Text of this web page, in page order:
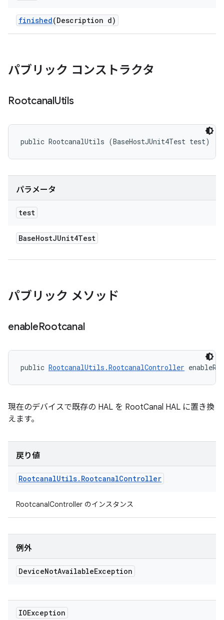
finished(Description d)
パブリック コンストラクタ
RootcanalUtils
public RootcanalUtils (BaseHostJUnit4Test test)
パラメータ
test
BaseHostJUnit4Test
パブリック メソッド
enableRootcanal
public RootcanalUtils.RootcanalController
現在のデバイスで既存の HAL を RootCanal HAL に置き換
えます。
戻り値
RootcanalUtils. RootcanalController
RootcanalController のインスタンス
例外
DeviceNotAvailableException
IOException